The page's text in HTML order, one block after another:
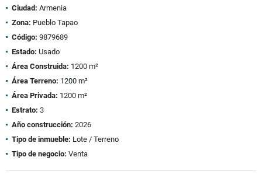
Ciudad: Armenia
Zona: Pueblo Tapao
Código: 9879689
Estado: Usado
Área Construida: 1200 m²
Área Terreno: 1200 m²
Área Privada: 1200 m²
Estrato: 3
Año construcción: 2026
Tipo de inmueble: Lote / Terreno
Tipo de negocio: Venta